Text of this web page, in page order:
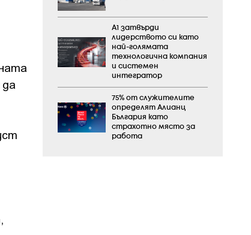
А1 затвърди
лидерството си като
най-голямата
технологична компания
и системен
интегратор
75% от служителите
определят Алианц
България като
страхотно място за
работа